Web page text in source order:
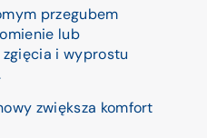
przegubem
lub
i wyprostu
zwiększa komfort